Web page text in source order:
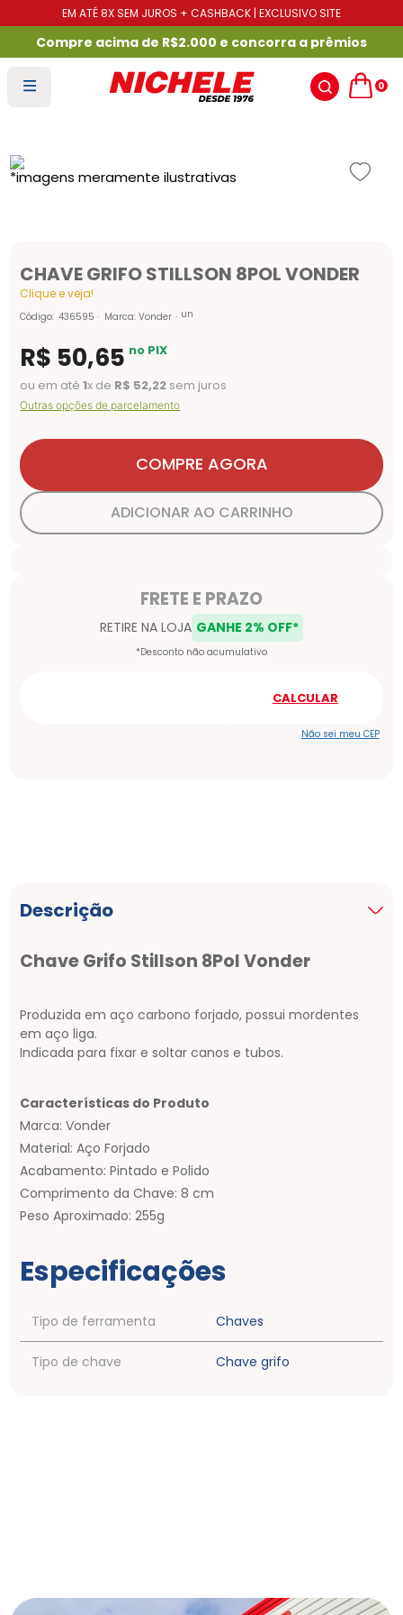
EM ATÉ 8X SEM JUROS + CASHBACK | EXCLUSIVO SITE
Compre acima de R$2.000 e concorra a prêmios
0
CHAVE GRIFO STILLSON 8POL VONDER
Clique e veja!
Código: 436595 Marca:Vonder un
R$ 50,65 no PIX
ou em até1x de R$ 52,22 sem juros
Outras opções de parcelamento
COMPRE AGORA
ADICIONAR AO CARRINHO
Não sei meu CEP
Descrição
Chave Grifo Stillson 8Pol Vonder
Produzida em aço carbono forjado, possui mordentes
em aço liga.
Indicada para fixar e soltar canos e tubos.
Características do Produto
Marca: Vonder
Material: Aço Forjado
Acabamento: Pintado e Polido
Comprimento da Chave: 8 cm
Peso Aproximado: 255g
Especificações
Tipo de ferramenta Chaves
Tipo de chave Chave grifo